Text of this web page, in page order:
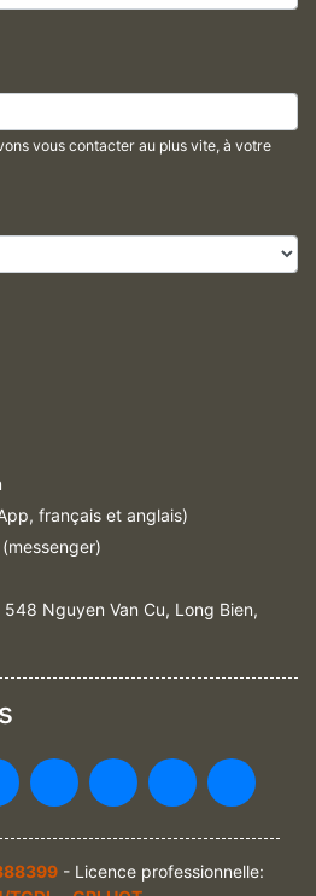
vous contacter au plus vite, à votre
français et anglais)
Nguyen Van Cu, Long Bien,
- Licence professionnelle: